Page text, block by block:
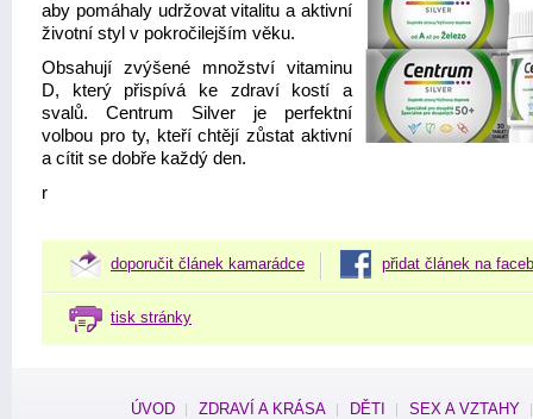
aby pomáhaly udržovat vitalitu a aktivní
životní styl v pokročilejším věku.
Obsahují zvýšené množství vitaminu
D, který přispívá ke zdraví kostí a
svalů. Centrum Silver je perfektní
volbou pro ty, kteří chtějí zůstat aktivní
a cítit se dobře každý den.
r
doporučit článek kamarádce přidat článek na
tisk stránky
ÚVOD ZDRAVÍ A KRÁSA DĚTI SEX A VZTAHY